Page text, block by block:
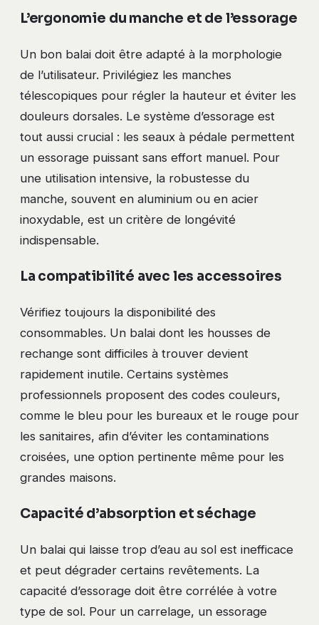
L’ergonomie du manche et de l’essorage
Un bon balai doit être adapté à la morphologie
de l’utilisateur. Privilégiez les manches
télescopiques pour régler la hauteur et éviter les
douleurs dorsales. Le système d’essorage est
tout aussi crucial : les seaux à pédale permettent
un essorage puissant sans effort manuel. Pour
une utilisation intensive, la robustesse du
manche, souvent en aluminium ou en acier
inoxydable, est un critère de longévité
indispensable.
La compatibilité avec les accessoires
Vérifiez toujours la disponibilité des
consommables. Un balai dont les housses de
rechange sont difficiles à trouver devient
rapidement inutile. Certains systèmes
professionnels proposent des codes couleurs,
comme le bleu pour les bureaux et le rouge pour
les sanitaires, afin d’éviter les contaminations
croisées, une option pertinente même pour les
grandes maisons.
Capacité d’absorption et séchage
Un balai qui laisse trop d’eau au sol est inefficace
et peut dégrader certains revêtements. La
capacité d’essorage doit être corrélée à votre
type de sol. Pour un carrelage, un essorage